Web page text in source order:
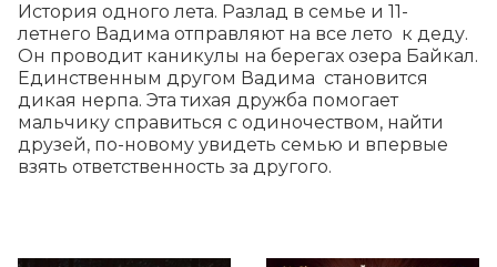
История одного лета. Разлад в семье и 11-
летнего Вадима отправляют на все лето  к деду.
Он проводит каникулы на берегах озера Байкал.
Единственным другом Вадима  становится
дикая нерпа. Эта тихая дружба помогает
мальчику справиться с одиночеством, найти
друзей, по-новому увидеть семью и впервые
взять ответственность за другого.